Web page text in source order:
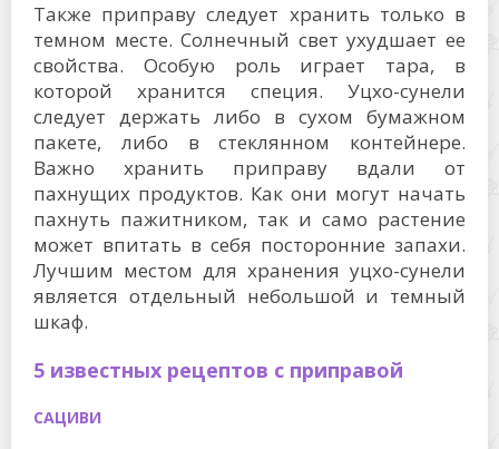
Также приправу следует хранить только в
темном месте. Солнечный свет ухудшает ее
свойства. Особую роль играет тара, в
которой хранится специя. Уцхо-сунели
следует держать либо в сухом бумажном
пакете, либо в стеклянном контейнере.
Важно хранить приправу вдали от
пахнущих продуктов. Как они могут начать
пахнуть пажитником, так и само растение
может впитать в себя посторонние запахи.
Лучшим местом для хранения уцхо-сунели
является отдельный небольшой и темный
шкаф.
5 известных рецептов с приправой
САЦИВИ